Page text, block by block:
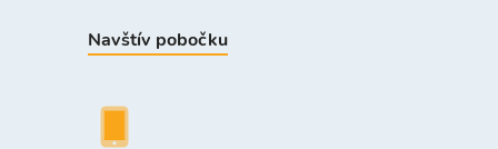
Navštív pobočku